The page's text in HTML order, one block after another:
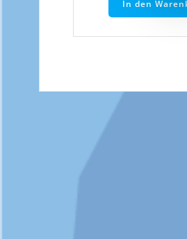
In den